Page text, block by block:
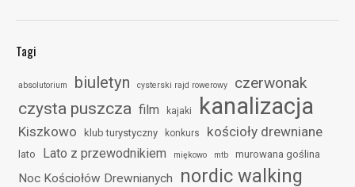
Tagi
absolutorium biuletyn cysterski rajd rowerowy czerwonak
czysta puszcza film kajaki kanalizacja
Kiszkowo klub turystyczny konkurs kościoły drewniane
lato Lato z przewodnikiem miękowo mtb murowana goślina
Noc Kościołów Drewnianych nordic walking